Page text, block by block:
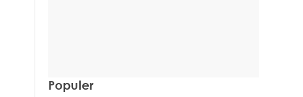
Populer